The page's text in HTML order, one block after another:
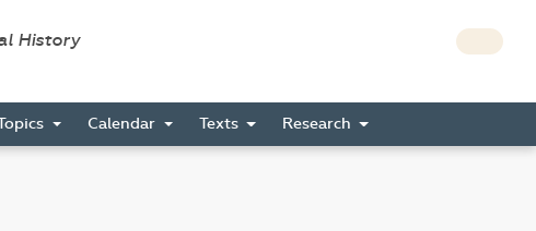
History
Calendar Texts Research